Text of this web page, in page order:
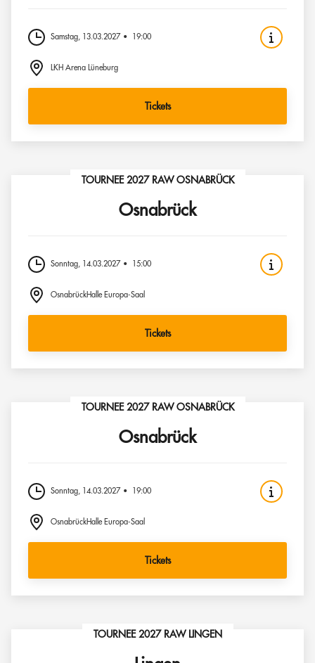
Samstag, 13.03.2027 19:00
LKH Arena Lüneburg
Tickets
TOURNEE 2027 RAW OSNABRÜCK
Osnabrück
Sonntag, 14.03.2027 15:00
OsnabrückHalle Europa-Saal
Tickets
TOURNEE 2027 RAW OSNABRÜCK
Osnabrück
Sonntag, 14.03.2027 19:00
OsnabrückHalle Europa-Saal
Tickets
TOURNEE 2027 RAW LINGEN